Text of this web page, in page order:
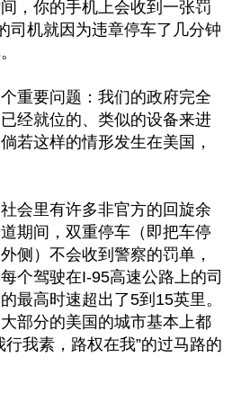
，你的手机上会收到一张罚
司机就因为违章停车了几分钟
重要问题：我们的政府完全
经就位的、类似的设备来进
若这样的情形发生在美国，
会里有许多非官方的回旋余
期间，双重停车（即把车停
侧）不会收到警察的罚单，
个驾驶在I-95高速公路上的司
最高时速超出了5到15英里。
部分的美国的城市基本上都
行我素，路权在我”的过马路的